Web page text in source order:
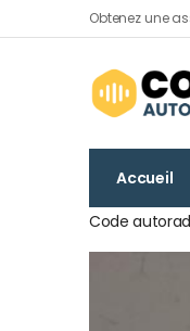
Obtenez une
Accueil
Code